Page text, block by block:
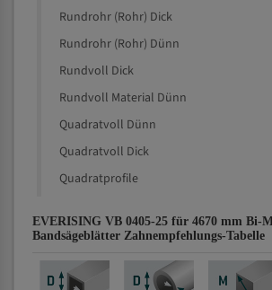
Rundrohr (Rohr) Dick
Rundrohr (Rohr) Dünn
Rundvoll Dick
Rundvoll Material Dünn
Quadratvoll Dünn
Quadratvoll Dick
Quadratprofile
EVERISING VB 0405-25 für 4670 mm Bi-
Bandsägeblätter Zahnempfehlungs-Tabelle